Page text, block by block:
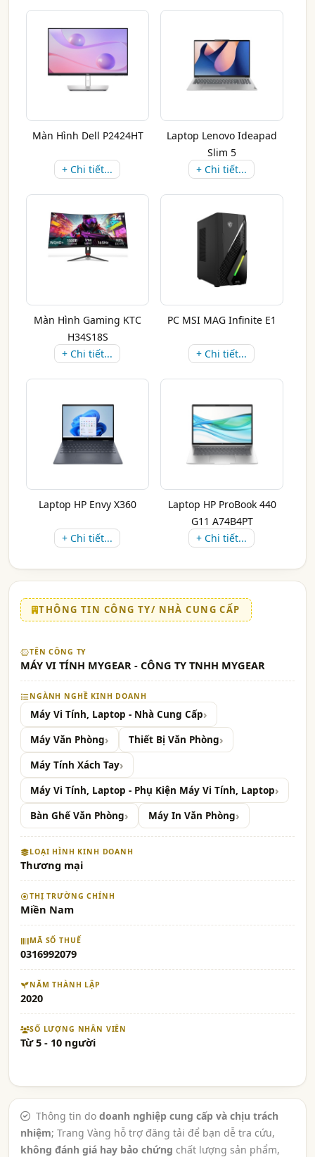
Màn Hình Dell P2424HT
+ Chi tiết...
Laptop Lenovo Ideapad
Slim 5
+ Chi tiết...
Màn Hình Gaming KTC
H34S18S
+ Chi tiết...
PC MSI MAG Infinite E1
+ Chi tiết...
Laptop HP Envy X360
+ Chi tiết...
Laptop HP ProBook 440
G11 A74B4PT
+ Chi tiết...
THÔNG TIN CÔNG TY/ NHÀ CUNG CẤP
TÊN CÔNG TY
MÁY VI TÍNH MYGEAR - CÔNG TY TNHH MYGEAR
NGÀNH NGHỀ KINH DOANH
Máy Vi Tính, Laptop - Nhà Cung Cấp
Máy Văn Phòng
Thiết Bị Văn Phòng
Máy Tính Xách Tay
Máy Vi Tính, Laptop - Phụ Kiện Máy Vi Tính, Laptop
Bàn Ghế Văn Phòng
Máy In Văn Phòng
LOẠI HÌNH KINH DOANH
Thương mại
THỊ TRƯỜNG CHÍNH
Miền Nam
MÃ SỐ THUẾ
0316992079
NĂM THÀNH LẬP
2020
SỐ LƯỢNG NHÂN VIÊN
Từ 5 - 10 người
Thông tin do doanh nghiệp cung cấp và chịu trách
nhiệm; Trang Vàng hỗ trợ đăng tải để bạn dễ tra cứu,
không đánh giá hay bảo chứng chất lượng sản phẩm,